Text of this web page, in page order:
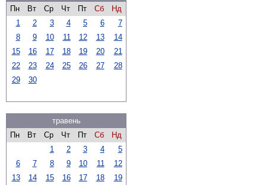
Пн
Вт Ср Чт Пт Сб
Нд
1
2 3 4 5 6
7
8
9 10 11 12 13
14
15
16 17 18 19 20
21
22
23 24 25 26 27
28
29
30
травень
Пн
Вт Ср Чт Пт Сб
Нд
1
2 3 4
5
6
7 8 9 10 11
12
13
14 15 16 17 18
19